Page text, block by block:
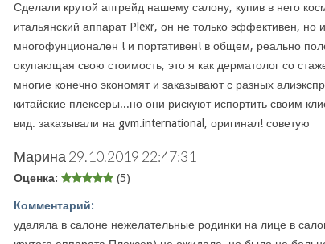
Сделали крутой апгрейд нашему салону, купив в него
итальянский аппарат Plexr, он не только эффективен, но и
многофунционален ! и портативен! в общем, реально
окупающая свою стоимость, это я как дерматолог со
многие конечно экономят и заказывают с разных
китайские плексеры...но они рискуют испортить своим
вид. заказывали на gvm.international, оригинал! советую
Марина 29.10.2019 22:47:31
Оценка: (5)
Комментарий:
удаляла в салоне нежелательные родинки на лице в